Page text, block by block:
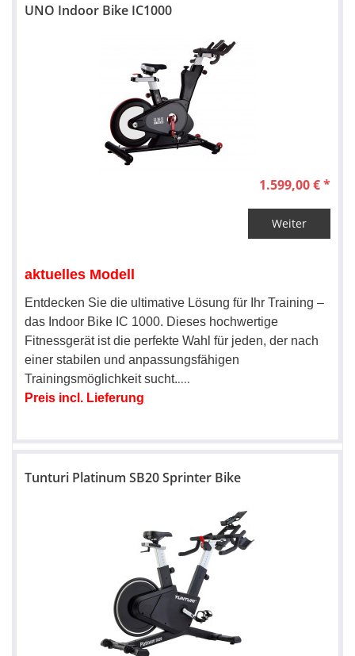
UNO Indoor Bike IC1000
1.599,00 € *
Weiter
aktuelles Modell
Entdecken Sie die ultimative Lösung für Ihr Training –
das Indoor Bike IC 1000. Dieses hochwertige
Fitnessgerät ist die perfekte Wahl für jeden, der nach
einer stabilen und anpassungsfähigen
Trainingsmöglichkeit sucht.....
Preis incl. Lieferung
Tunturi Platinum SB20 Sprinter Bike